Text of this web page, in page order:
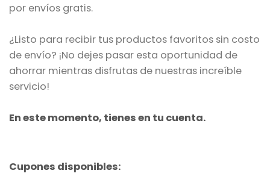
por envíos gratis.
¿Listo para recibir tus productos favoritos sin costo
de envío? ¡No dejes pasar esta oportunidad de
ahorrar mientras disfrutas de nuestras increíble
servicio!
En este momento, tienes en tu cuenta.
Cupones disponibles: